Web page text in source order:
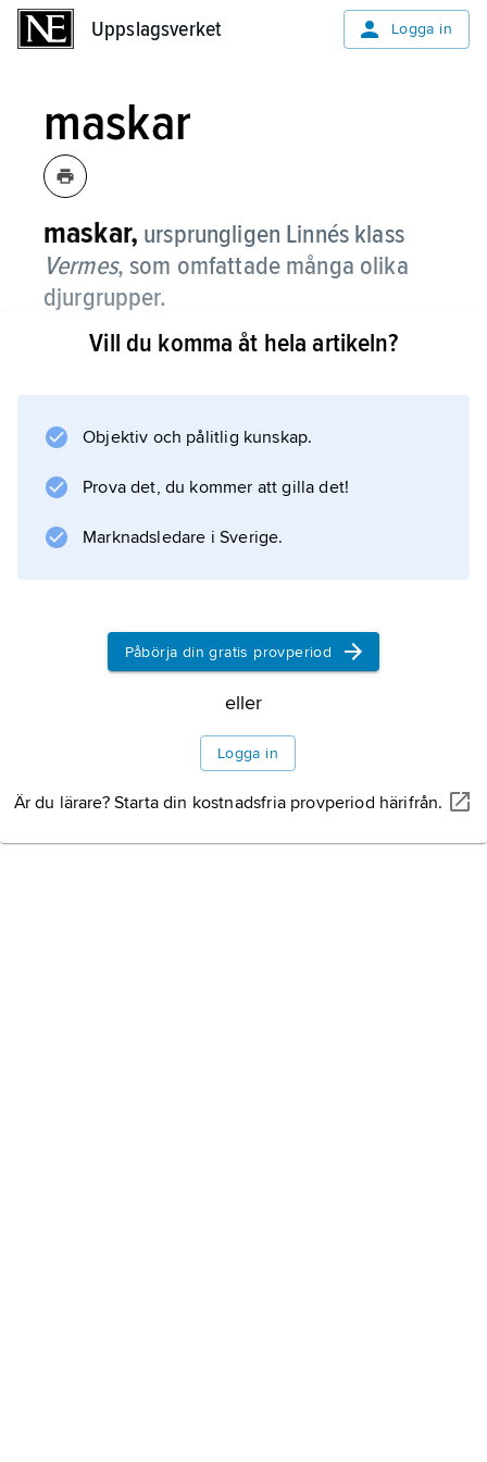
Uppslagsverket Logga in
maskar
maskar, ursprungligen Linnés klass
Vermes, som omfattade många olika
djurgrupper.
Fortfarande innefattas i uttrycket maskar djur
säckmaskar och ollonmaskar. I dagligt tal
Vill du komma åt hela artikeln?
Objektiv och pålitlig kunskap.
Prova det, du kommer att gilla det!
Marknadsledare i Sverige.
Påbörja din gratis provperiod
eller
Logga in
Är du lärare? Starta din kostnadsfria provperiod härifrån.